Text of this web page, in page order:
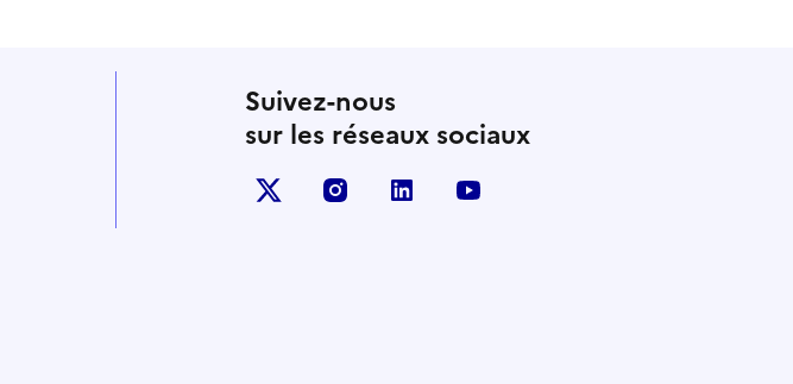
Suivez-nous
sur les réseaux sociaux
X (anciennement Twitter)
instagramlinkedin